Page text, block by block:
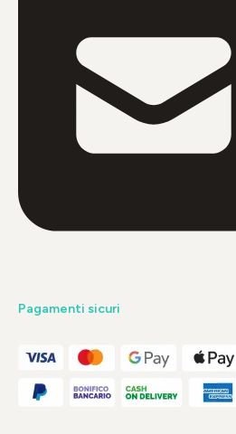
Pagamenti sicuri